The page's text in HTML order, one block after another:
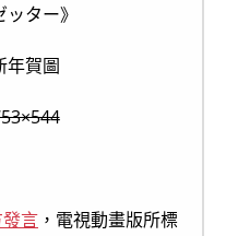
年賀圖
言 ，電視動畫版所標